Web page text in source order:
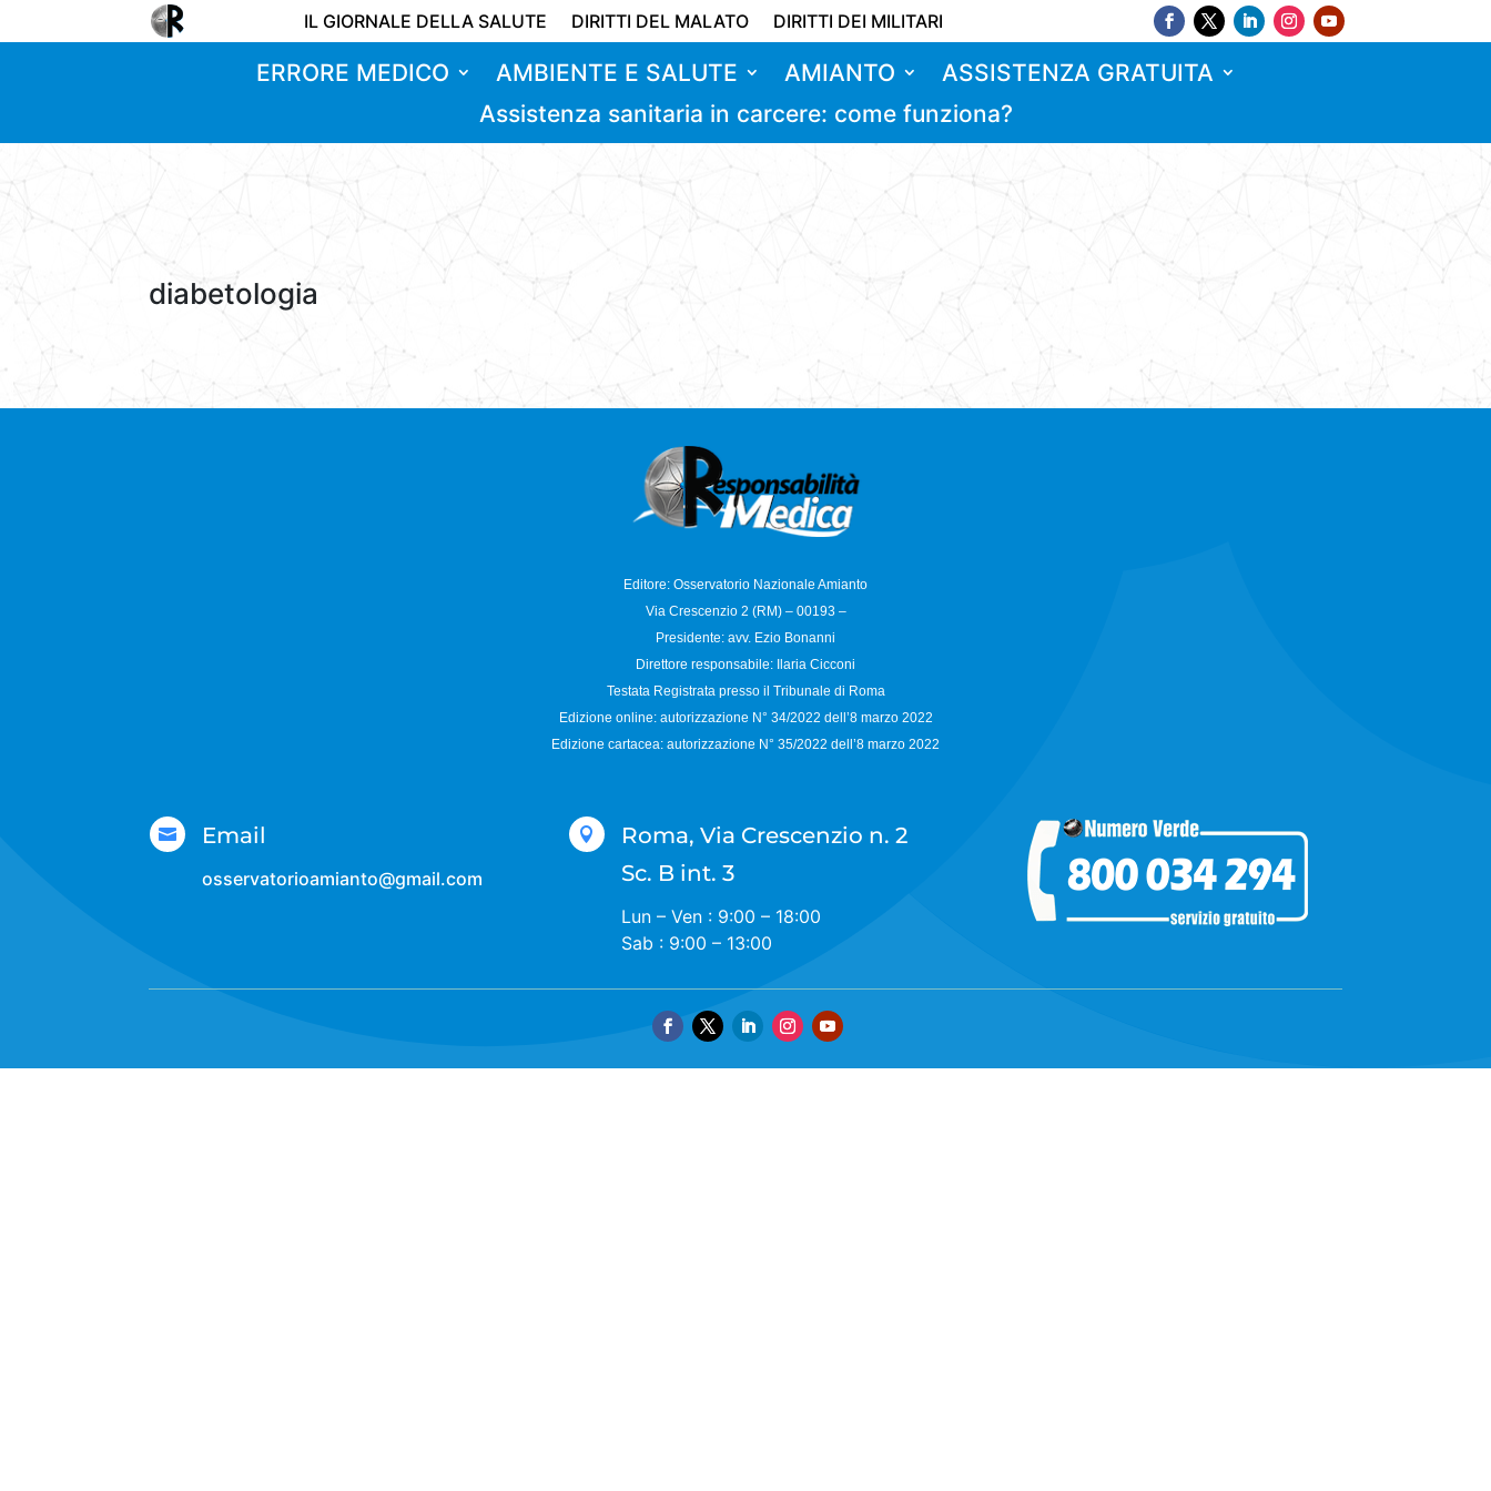
IL GIORNALE DELLA SALUTE DIRITTI DEL MALATO DIRITTI DEI MILITARI
ERRORE MEDICO AMBIENTE E SALUTE AMIANTO
ASSISTENZA GRATUITA
Assistenza sanitaria in carcere: come funziona?
diabetologia
Editore: Osservatorio Nazionale Amianto
Via Crescenzio 2 (RM) – 00193 –
Presidente: avv. Ezio Bonanni
Direttore responsabile: Ilaria Cicconi
Testata Registrata presso il Tribunale di Roma
Edizione online: autorizzazione N° 34/2022 dell’8 marzo 2022
Edizione cartacea: autorizzazione N° 35/2022 dell’8 marzo 2022
 Email
osservatorioamianto@gmail.com

Roma, Via Crescenzio n. 2
Sc. B int. 3
Lun – Ven : 9:00 – 18:00
Sab : 9:00 – 13:00